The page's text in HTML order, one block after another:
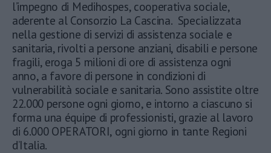
l’impegno di Medihospes, cooperativa sociale,
aderente al Consorzio La Cascina. Specializzata
nella gestione di servizi di assistenza sociale e
sanitaria, rivolti a persone anziani, disabili e persone
fragili, eroga 5 milioni di ore di assistenza ogni
anno, a favore di persone in condizioni di
vulnerabilità sociale e sanitaria. Sono assistite oltre
22.000 persone ogni giorno, e intorno a ciascuno si
forma una équipe di professionisti, grazie al lavoro
di 6.000 OPERATORI, ogni giorno in tante Regioni
d’Italia.